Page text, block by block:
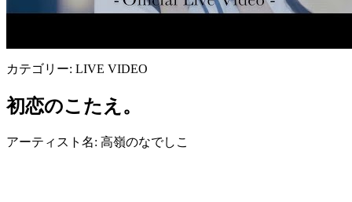
カテゴリー: LIVE VIDEO
初恋のこたえ。
アーティスト名: 高嶺のなでしこ